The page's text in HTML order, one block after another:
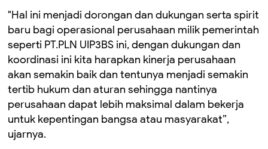
"Hal ini menjadi dorongan dan dukungan serta spirit
baru bagi operasional perusahaan milik pemerintah
seperti PT.PLN UIP3BS ini, dengan dukungan dan
koordinasi ini kita harapkan kinerja perusahaan
akan semakin baik dan tentunya menjadi semakin
tertib hukum dan aturan sehingga nantinya
perusahaan dapat lebih maksimal dalam bekerja
untuk kepentingan bangsa atau masyarakat”,
ujarnya.